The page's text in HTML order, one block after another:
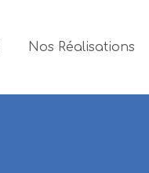
Nos Réalisations